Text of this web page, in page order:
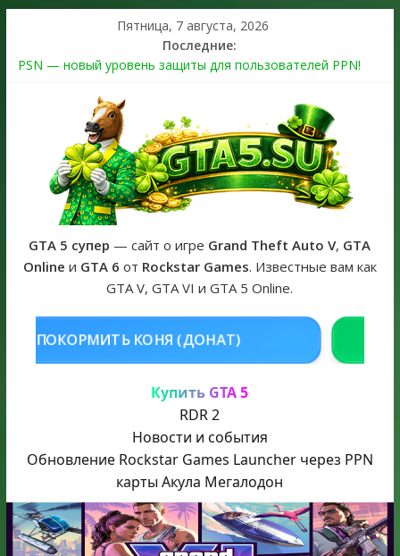
Пятница, 7 августа, 2026
Последние:
PSN — новый уровень защиты для пользователей PPN!
The Kortz Center Heist выйдет в GTA Online уже 14 июля
Регистрация в Rockstar Games Social Club ошибка #1.500.7:
как зарегистрировать аккаунт и войти без проблем в 2026
Получайте особые награды в GTA Online по программе
Fine Art Collector
GTA 6 официальная обложка игры и Предзаказ Grand Theft
Auto VI
GTA 5 супер — сайт о игре Grand Theft Auto V, GTA
Online и GTA 6 от Rockstar Games. Известные вам как
GTA V, GTA VI и GTA 5 Online.
(ДОНАТ)
Купить GTA 5
RDR 2
Новости и события
Обновление Rockstar Games Launcher через PPN
карты Акула Мегалодон